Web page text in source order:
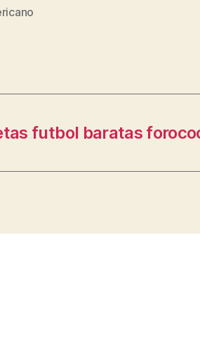
futbol baratas